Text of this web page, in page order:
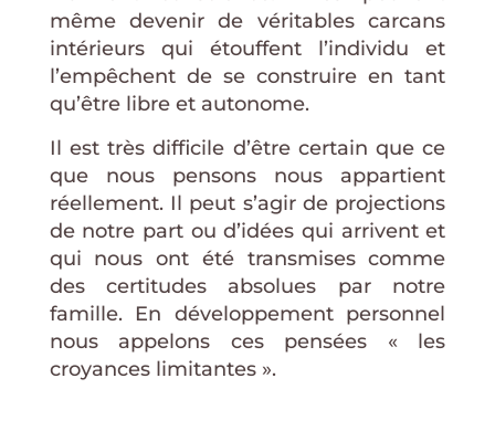
même devenir de véritables carcans
intérieurs qui étouffent l’individu et
l’empêchent de se construire en tant
qu’être libre et autonome.
Il est très difficile d’être certain que ce
que nous pensons nous appartient
réellement. Il peut s’agir de projections
de notre part ou d’idées qui arrivent et
qui nous ont été transmises comme
des certitudes absolues par notre
famille. En développement personnel
nous appelons ces pensées « les
croyances limitantes ».